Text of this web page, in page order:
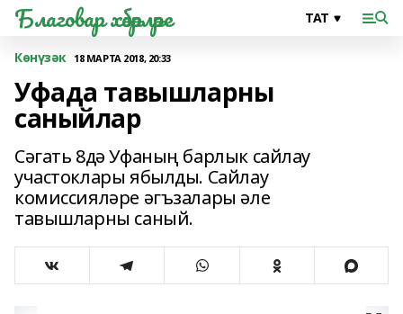
Благовар хәбәрләре
Көнүзәк 18 МАРТА 2018, 20:33
Уфада тавышларны
саныйлар
Сәгать 8дә Уфаның барлык сайлау
участоклары ябылды. Сайлау
комиссияләре әгъзалары әле
тавышларны саный.